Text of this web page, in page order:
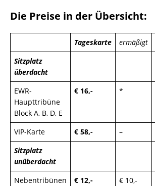
Die Preise in der Übersicht:
Tageskarte ermäßigt
Sitzplatz
überdacht
EWR-
Haupttribüne
Block A, B, D, E
€ 16,- *
VIP-Karte € 58,- –
Sitzplatz
unüberdacht
Nebentribünen
€ 12,- € 10,-